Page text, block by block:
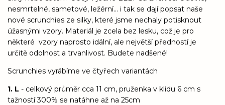
nesmrtelné, sametové, ležérní... i tak se dají popsat naše
nové scrunchies ze silky, které jsme nechaly potisknout
úžasnými vzory. Materiál je zcela bez lesku, což je pro
některé vzory naprosto idální, ale největší předností je
určitě odolnost a trvanlivost. Budete nadšené!
Scrunchies vyrábíme ve čtyřech variantách
1. L - celkový průměr cca 11 cm, pruženka v klidu 6 cm s
tažností 300% se natáhne až na 25cm